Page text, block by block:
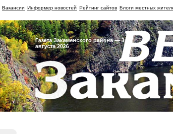
Вакансии Информер новостей Рейтинг сайтов Блоги местных
Газета Закаменского района — 3
августа 2026